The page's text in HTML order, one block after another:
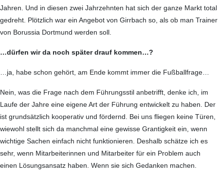
Jahren. Und in diesen zwei Jahrzehnten hat sich der ganze Markt total
gedreht. Plötzlich war ein Angebot von Girrbach so, als ob man Trainer
von Borussia Dortmund werden soll.
…dürfen wir da noch später drauf kommen…?
…ja, habe schon gehört, am Ende kommt immer die Fußballfrage…
Nein, was die Frage nach dem Führungsstil anbetrifft, denke ich, im
Laufe der Jahre eine eigene Art der Führung entwickelt zu haben. Der
ist grundsätzlich kooperativ und fördernd. Bei uns fliegen keine Türen,
wiewohl stellt sich da manchmal eine gewisse Grantigkeit ein, wenn
wichtige Sachen einfach nicht funktionieren. Deshalb schätze ich es
sehr, wenn Mitarbeiterinnen und Mitarbeiter für ein Problem auch
einen Lösungsansatz haben. Wenn sie sich Gedanken machen.